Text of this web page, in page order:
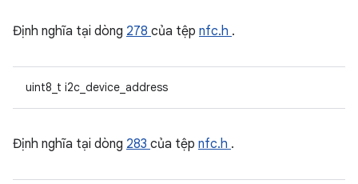
Định nghĩa tại dòng 278 của tệp nfc.h .
uint8_t i2c_device_address
Định nghĩa tại dòng 283 của tệp nfc.h .